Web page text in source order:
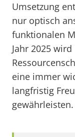
Umsetzung
nur optisch
funktionalen
Jahr 2025
eine immer
langfristig
gewährleisten.